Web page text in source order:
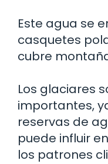
Este agua se
casquetes
cubre
Los glaciares
importantes,
reservas de
puede influir
los patrones